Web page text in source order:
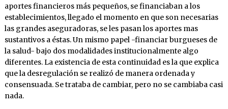
aportes financieros más pequeños, se financiaban a los
establecimientos, llegado el momento en que son necesarias
las grandes aseguradoras, se les pasan los aportes mas
sustantivos a éstas. Un mismo papel -financiar burgueses de
la salud- bajo dos modalidades institucionalmente algo
diferentes. La existencia de esta continuidad es la que explica
que la desregulación se realizó de manera ordenada y
consensuada. Se trataba de cambiar, pero no se cambiaba casi
nada.